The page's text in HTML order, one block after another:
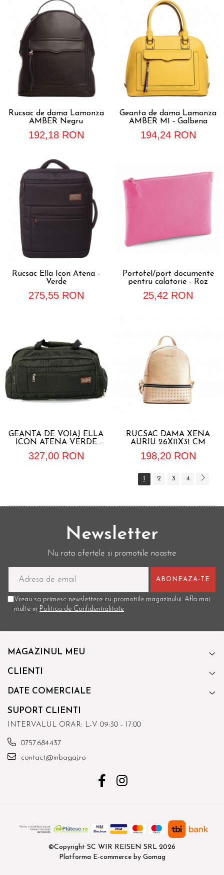
Rucsac de dama Lamonza
AMBER Negru
192,18 RON
Geanta de dama Lamonza
AMBER M1 - Galbena
194,24 RON
Rucsac Ella Icon Atena -
Verde
275,55 RON
Portofel/port documente
pentru calatorie - Roz
25,42 RON
GEANTA DE VOIAJ ELLA
ICON ATENA VERDE
327,00 RON
RUCSAC DAMA XENA
AURIU 26X11X31 CM
198,20 RON
1 2 3 4
Newsletter
Nu rata ofertele si promotiile noastre
Vreau sa primesc newslettere cu promotiile magazinului. Afla mai
multe in Politica de Confidentialitate
MAGAZINUL MEU
CLIENTI
DATE COMERCIALE
SUPORT CLIENTI
INTERVALUL ORAR: L-V 09:30 - 17:00
0757.684.437
contact@inbagaj.ro
©Copyright SC WIR REISEN SRL 2026
Platforma E-commerce by Gomag